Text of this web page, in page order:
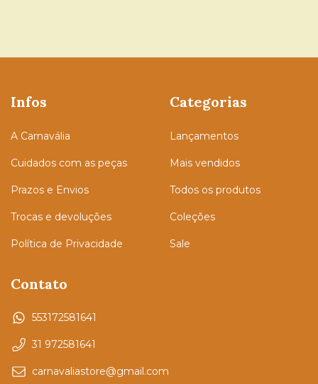
Infos
A Carnavália
Cuidados com as peças
Prazos e Envios
Trocas e devoluções
Política de Privacidade
Categorias
Lançamentos
Mais vendidos
Todos os produtos
Coleções
Sale
Contato
553172581641
31 972581641
carnavaliastore@gmail.com